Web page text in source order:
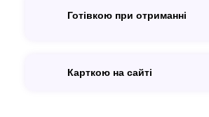
Готівкою при отриманні
Карткою на сайті